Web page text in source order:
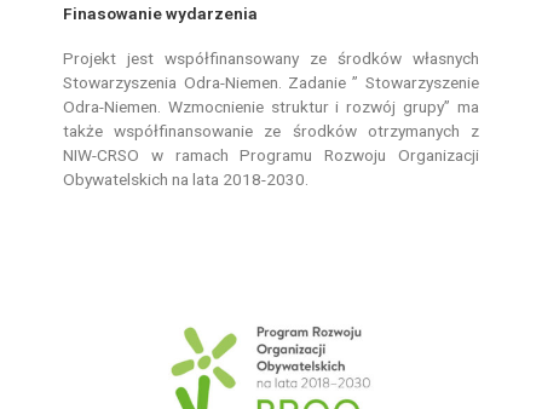
Finasowanie wydarzenia
Projekt jest współfinansowany ze środków własnych
Stowarzyszenia Odra-Niemen. Zadanie ” Stowarzyszenie
Odra-Niemen. Wzmocnienie struktur i rozwój grupy” ma
także współfinansowanie ze środków otrzymanych z
NIW-CRSO w ramach Programu Rozwoju Organizacji
Obywatelskich na lata 2018-2030.